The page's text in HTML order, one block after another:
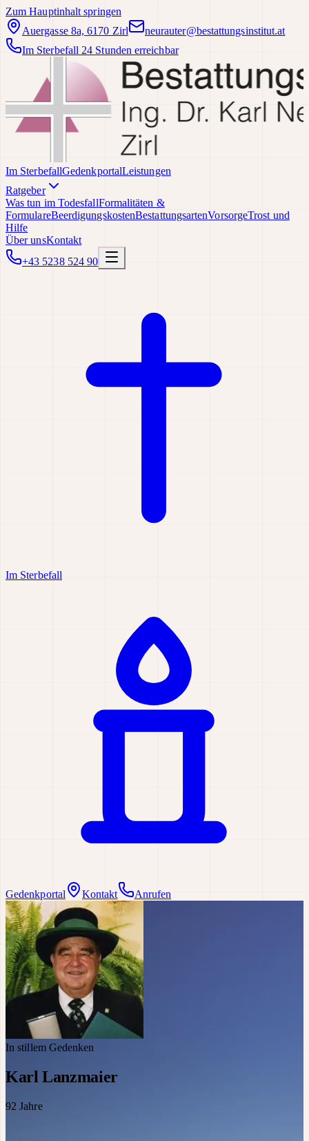
Zum Hauptinhalt springen
Auergasse 8a, 6170 Zirl
neurauter@bestattungsinstitut.at
Im Sterbefall 24 Stunden erreichbar
Im SterbefallGedenkportalLeistungen
Ratgeber
Was tun im TodesfallFormalitäten &
FormulareBeerdigungskostenBestattungsartenVorsorgeTrost und
Hilfe
Über unsKontakt
+43 5238 524 90
Im Sterbefall
Gedenkportal Kontakt Anrufen
In stillem Gedenken
Karl Lanzmaier
92 Jahre